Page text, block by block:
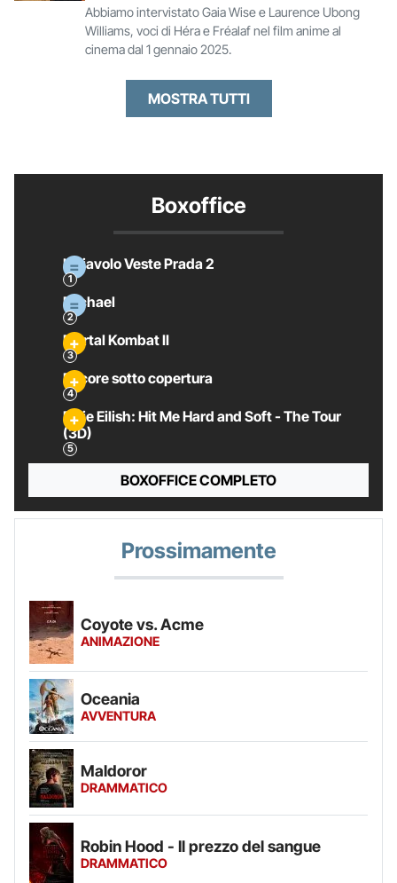
Abbiamo intervistato Gaia Wise e Laurence Ubong
Williams, voci di Héra e Fréalaf nel film anime al
cinema dal 1 gennaio 2025.
MOSTRA TUTTI
Boxoffice
Il Diavolo Veste Prada 2
Michael
Mortal Kombat II
Pecore sotto copertura
Billie Eilish: Hit Me Hard and Soft - The Tour
(3D)
BOXOFFICE COMPLETO
Prossimamente
Coyote vs. Acme
ANIMAZIONE
Oceania
AVVENTURA
Maldoror
DRAMMATICO
Robin Hood - Il prezzo del sangue
DRAMMATICO